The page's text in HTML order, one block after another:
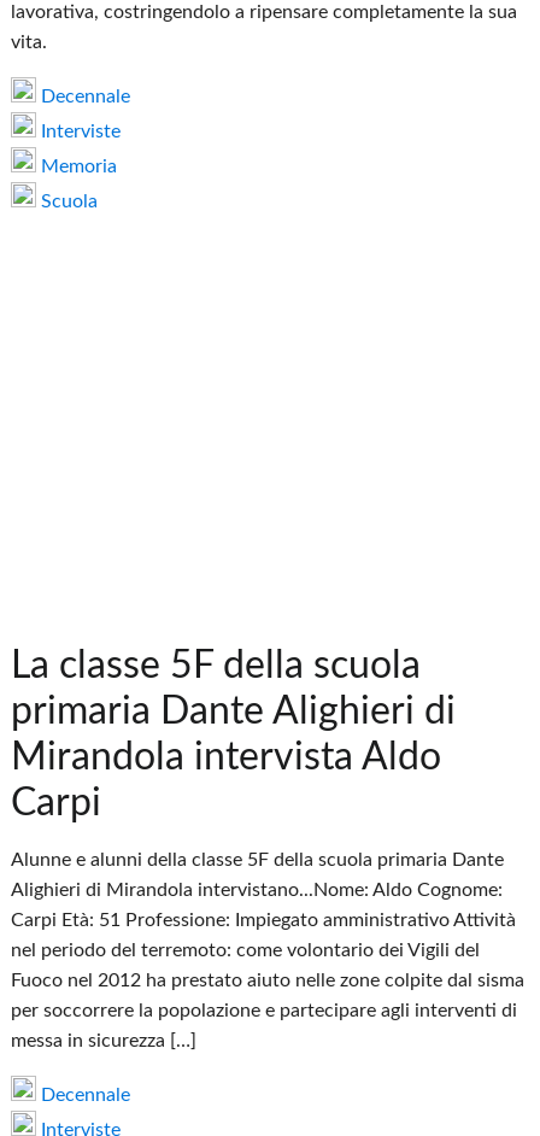
lavorativa, costringendolo a ripensare completamente la sua
vita.
Decennale
Interviste
Memoria
Scuola
La classe 5F della scuola
primaria Dante Alighieri di
Mirandola intervista Aldo
Carpi
Alunne e alunni della classe 5F della scuola primaria Dante
Alighieri di Mirandola intervistano...Nome: Aldo Cognome:
Carpi Età: 51 Professione: Impiegato amministrativo Attività
nel periodo del terremoto: come volontario dei Vigili del
Fuoco nel 2012 ha prestato aiuto nelle zone colpite dal sisma
per soccorrere la popolazione e partecipare agli interventi di
messa in sicurezza […]
Decennale
Interviste